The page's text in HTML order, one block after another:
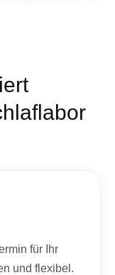
für Ihr
und flexibel.